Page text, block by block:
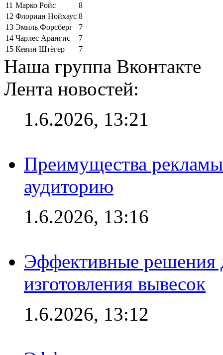
11 Марко Ройс
8
12 Флориан Нойхаус 8
13 Эмиль Форсберг
7
14 Чарлес Арангис
7
15 Кевин Штёгер 7
Наша группа Вконтакте
Лента новостей:
1.6.2026, 13:21
Преимущества
аудиторию
1.6.2026, 13:16
Эффективные решения
изготовления вывесок
1.6.2026, 13:12